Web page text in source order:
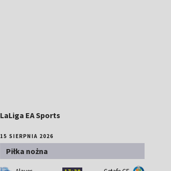
LaLiga EA Sports
15 SIERPNIA 2026
Piłka nożna